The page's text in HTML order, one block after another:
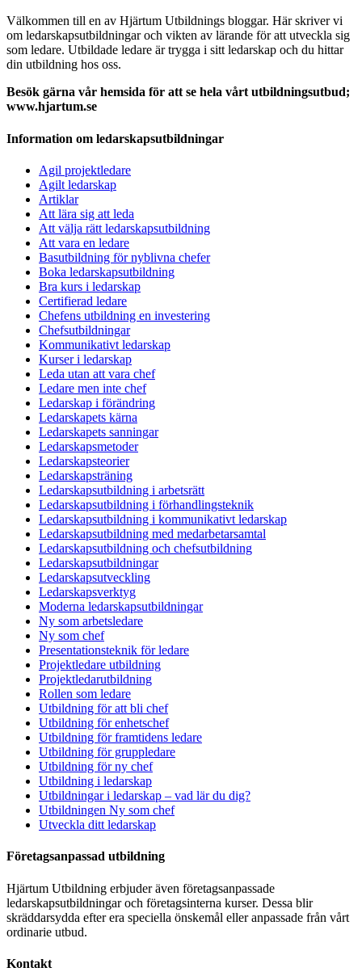
Välkommen till en av Hjärtum Utbildnings bloggar. Här skriver vi
om ledarskapsutbildningar och vikten av lärande för att utveckla sig
som ledare. Utbildade ledare är trygga i sitt ledarskap och du hittar
din utbildning hos oss.
Besök gärna vår hemsida för att se hela vårt utbildningsutbud;
www.hjartum.se
Information om ledarskapsutbildningar
Agil projektledare
Agilt ledarskap
Artiklar
Att lära sig att leda
Att välja rätt ledarskapsutbildning
Att vara en ledare
Basutbildning för nyblivna chefer
Boka ledarskapsutbildning
Bra kurs i ledarskap
Certifierad ledare
Chefens utbildning en investering
Chefsutbildningar
Kommunikativt ledarskap
Kurser i ledarskap
Leda utan att vara chef
Ledare men inte chef
Ledarskap i förändring
Ledarskapets kärna
Ledarskapets sanningar
Ledarskapsmetoder
Ledarskapsteorier
Ledarskapsträning
Ledarskapsutbildning i arbetsrätt
Ledarskapsutbildning i förhandlingsteknik
Ledarskapsutbildning i kommunikativt ledarskap
Ledarskapsutbildning med medarbetarsamtal
Ledarskapsutbildning och chefsutbildning
Ledarskapsutbildningar
Ledarskapsutveckling
Ledarskapsverktyg
Moderna ledarskapsutbildningar
Ny som arbetsledare
Ny som chef
Presentationsteknik för ledare
Projektledare utbildning
Projektledarutbildning
Rollen som ledare
Utbildning för att bli chef
Utbildning för enhetschef
Utbildning för framtidens ledare
Utbildning för gruppledare
Utbildning för ny chef
Utbildning i ledarskap
Utbildningar i ledarskap – vad lär du dig?
Utbildningen Ny som chef
Utveckla ditt ledarskap
Företagsanpassad utbildning
Hjärtum Utbildning erbjuder även företagsanpassade
ledarskapsutbildningar och företagsinterna kurser. Dessa blir
skräddarsydda efter era speciella önskemål eller anpassade från vårt
ordinarie utbud.
Kontakt